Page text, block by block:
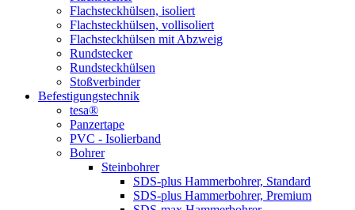
Flachsteckhülsen, isoliert
Flachsteckhülsen, vollisoliert
Flachsteckhülsen mit Abzweig
Rundstecker
Rundsteckhülsen
Stoßverbinder
Befestigungstechnik
tesa®
Panzertape
PVC - Isolierband
Bohrer
Steinbohrer
SDS-plus Hammerbohrer, Standard
SDS-plus Hammerbohrer, Premium